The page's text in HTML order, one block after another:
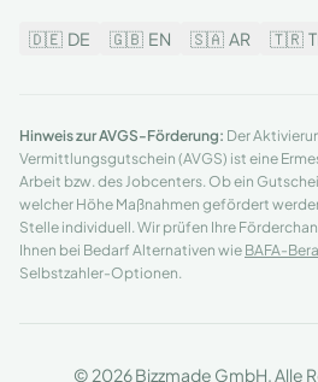
🇩🇪 DE 🇬🇧 EN 🇸🇦 AR 🇹🇷
Hinweis zur AVGS-Förderung: Der
Vermittlungsgutschein (AVGS) ist eine
Arbeit bzw. des Jobcenters. Ob ein
welcher Höhe Maßnahmen gefördert
Stelle individuell. Wir prüfen Ihre
Ihnen bei Bedarf Alternativen wie BAFA-
Selbstzahler-Optionen.
© 2026 Bizzmade GmbH. Alle